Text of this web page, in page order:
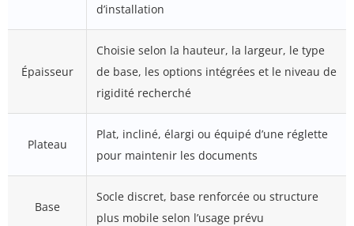
d’installation
Épaisseur
Choisie selon la hauteur, la largeur, le type
de base, les options intégrées et le niveau de
rigidité recherché
Plateau
Plat, incliné, élargi ou équipé d’une réglette
pour maintenir les documents
Base
Socle discret, base renforcée ou structure
plus mobile selon l’usage prévu